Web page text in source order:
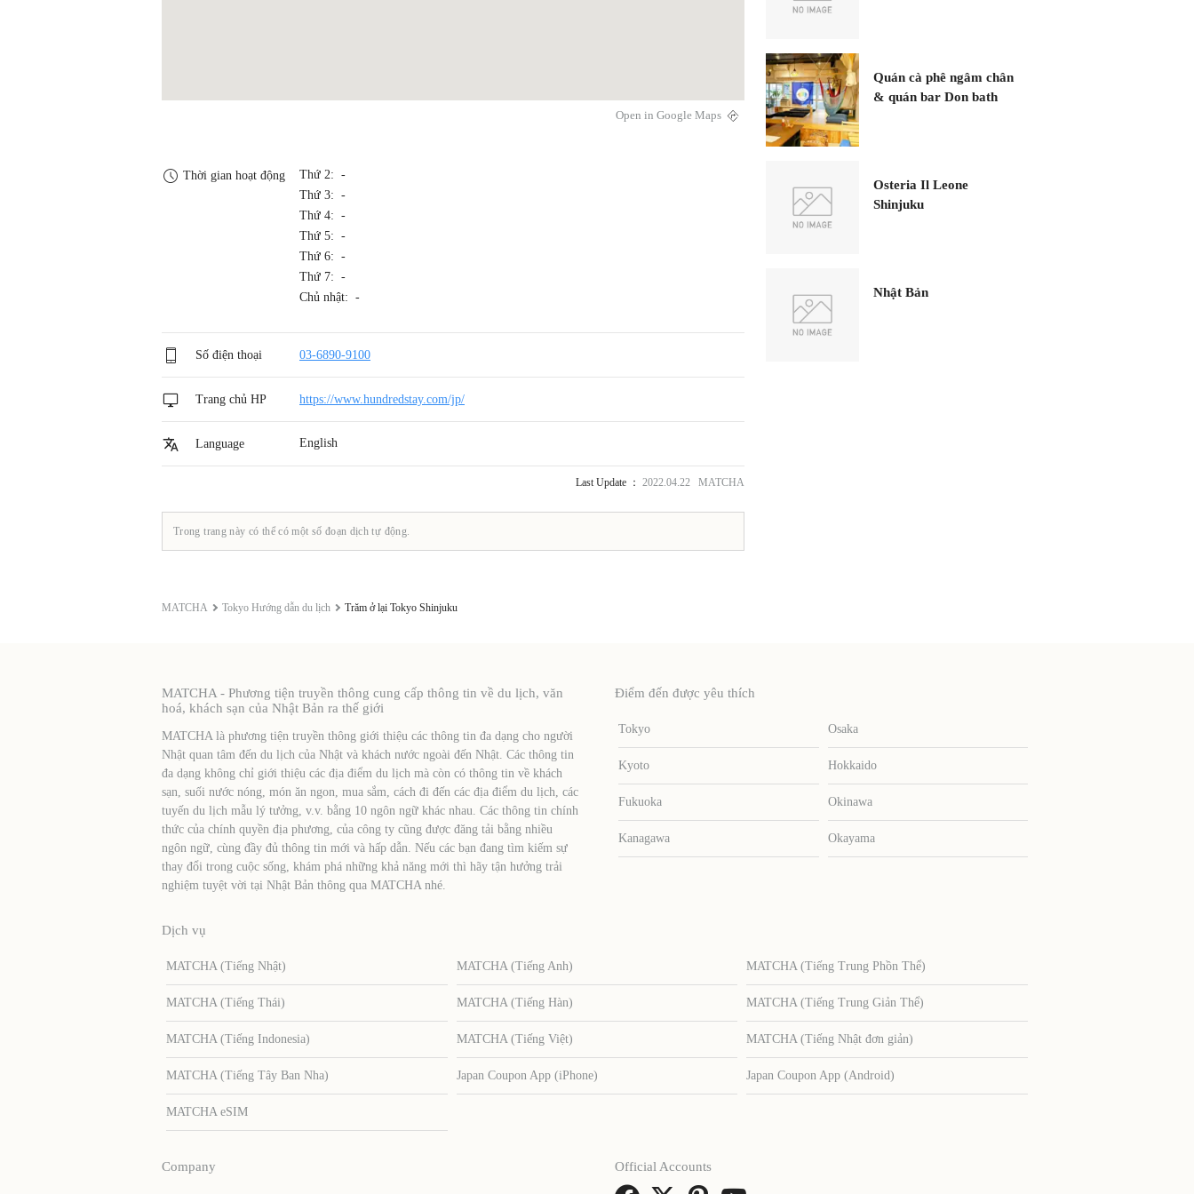
Open in Google Maps
Thời gian hoạt động
Thứ 2: -
Thứ 3: -
Thứ 4: -
Thứ 5: -
Thứ 6: -
Thứ 7: -
Chủ nhật: -
Số điện thoại 03-6890-9100
Trang chủ HP https://www.hundredstay.com/jp/
Language English
Last Update ： 2022.04.22 MATCHA
Trong trang này có thể có một số đoạn dịch tự động.
Quán cà phê ngâm chân
& quán bar Don bath
Osteria Il Leone
Shinjuku
Nhật Bản
MATCHA Tokyo Hướng dẫn du lịch Trăm ở lại Tokyo Shinjuku
MATCHA - Phương tiện truyền thông cung cấp thông tin về du lịch, văn
hoá, khách sạn của Nhật Bản ra thế giới
MATCHA là phương tiện truyền thông giới thiệu các thông tin đa dạng cho người
Nhật quan tâm đến du lịch của Nhật và khách nước ngoài đến Nhật. Các thông tin
đa dạng không chỉ giới thiệu các địa điểm du lịch mà còn có thông tin về khách
sạn, suối nước nóng, món ăn ngon, mua sắm, cách đi đến các địa điểm du lịch, các
tuyến du lịch mẫu lý tưởng, v.v. bằng 10 ngôn ngữ khác nhau. Các thông tin chính
thức của chính quyền địa phương, của công ty cũng được đăng tải bằng nhiều
ngôn ngữ, cùng đầy đủ thông tin mới và hấp dẫn. Nếu các bạn đang tìm kiếm sự
thay đổi trong cuộc sống, khám phá những khả năng mới thì hãy tận hưởng trải
nghiệm tuyệt vời tại Nhật Bản thông qua MATCHA nhé.
Điểm đến được yêu thích
Tokyo Osaka
Kyoto Hokkaido
Fukuoka Okinawa
Kanagawa Okayama
Dịch vụ
MATCHA (Tiếng Nhật) MATCHA (Tiếng Anh) MATCHA (Tiếng Trung Phồn Thể)
MATCHA (Tiếng Thái) MATCHA (Tiếng Hàn) MATCHA (Tiếng Trung Giản Thể)
MATCHA (Tiếng Indonesia) MATCHA (Tiếng Việt) MATCHA (Tiếng Nhật đơn giản)
MATCHA (Tiếng Tây Ban Nha) Japan Coupon App (iPhone) Japan Coupon App (Android)
MATCHA eSIM
Company Official Accounts